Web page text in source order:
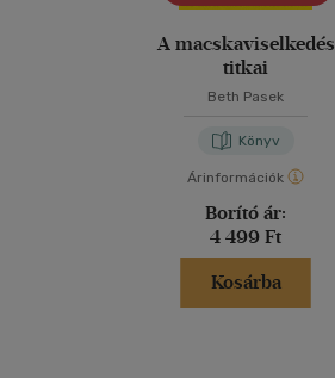
A macskaviselkedés
titkai
Beth Pasek
Könyv
Árinformációk
Borító ár:
4 499 Ft
Kosárba